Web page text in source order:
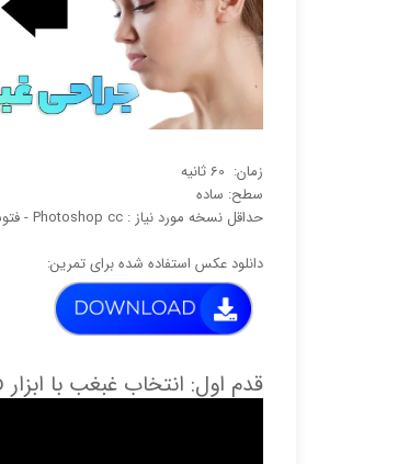
زمان: 60 ثانیه
سطح: ساده
حداقل نسخه مورد نیاز : Photoshop cc - فتوشاپ سی سی
دانلود عکس استفاده شده برای تمرین:
قدم اول: انتخاب غبغب با ابزار Lasso